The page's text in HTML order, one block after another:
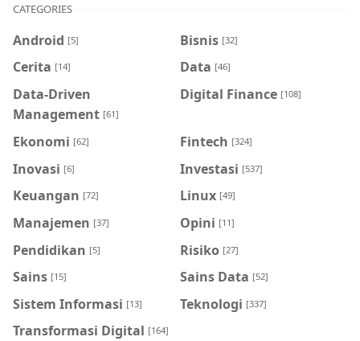
CATEGORIES
Android [5] Bisnis [32]
Cerita [14] Data [46]
Data-Driven
Management [61]
Digital Finance [108]
Ekonomi [62] Fintech [324]
Inovasi [6] Investasi [537]
Keuangan [72] Linux [49]
Manajemen [37] Opini [11]
Pendidikan [5] Risiko [27]
Sains [15] Sains Data [52]
Sistem Informasi [13] Teknologi [337]
Transformasi Digital [164]